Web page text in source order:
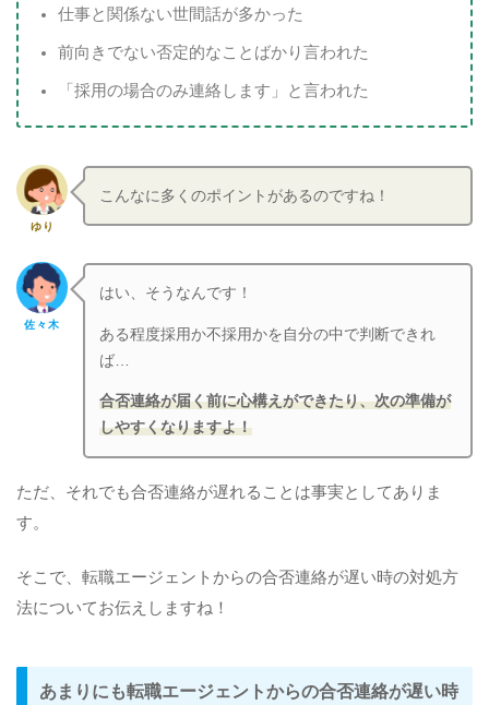
仕事と関係ない世間話が多かった
前向きでない否定的なことばかり言われた
「採用の場合のみ連絡します」と言われた
ゆり
こんなに多くのポイントがあるのですね！
佐々木
はい、そうなんです！
ある程度採用か不採用かを自分の中で判断できれ
ば…
合否連絡が届く前に心構えができたり、次の準備が
しやすくなりますよ！
ただ、それでも合否連絡が遅れることは事実としてありま
す。
そこで、転職エージェントからの合否連絡が遅い時の対処方
法についてお伝えしますね！
あまりにも転職エージェントからの合否連絡が遅い時